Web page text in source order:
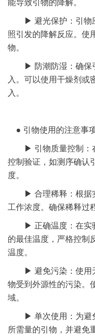
能导致引物的降解。
▶ 避光保护：引物应
照引发的降解反应。使
物。
▶ 防潮防湿：确保引
入。可以使用干燥剂或
入。
● 引物使用的注意事项
▶ 引物质量控制：在
控制验证，如测序确认
度。
▶ 合理稀释：根据实
工作浓度。确保稀释过
▶ 正确温度：在实验
的最佳温度，严格控制
温度。
▶ 避免污染：使用无
物受到外源性的污染。
域。
▶ 单次使用：为避免
所需量的引物，并避免